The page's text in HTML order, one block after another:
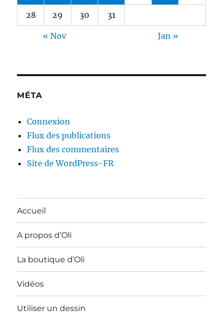
28 29 30 31
« Nov Jan »
MÉTA
Connexion
Flux des publications
Flux des commentaires
Site de WordPress-FR
Accueil
A propos d’Oli
La boutique d’Oli
Vidéos
Utiliser un dessin